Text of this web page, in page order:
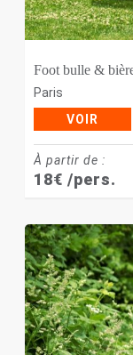
Foot bulle &
Paris
VOIR
À partir de :
18€ /pers.